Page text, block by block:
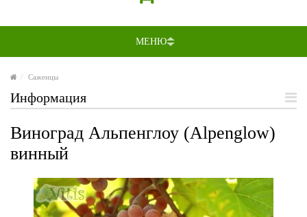
МЕНЮ
Саженцы
Информация
Виноград Альпенглоу (Alpenglow)
винный